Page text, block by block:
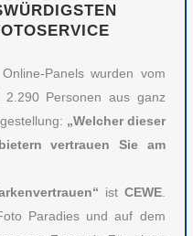
Panels wurden vom
Personen aus ganz
„Welcher dieser
vertrauen Sie am
ist CEWE.
Paradies und auf dem